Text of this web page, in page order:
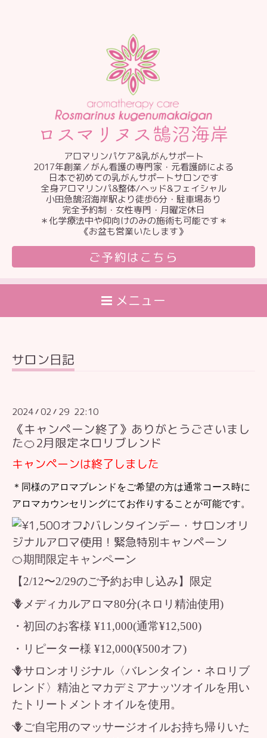
アロマリンパケア&乳がんサポート
2017年創業／がん看護の専門家・元看護師による
日本で初めての乳がんサポートサロンです
全身アロマリンパ&整体/ヘッド&フェイシャル
小田急鵠沼海岸駅より徒歩6分・駐車場あり
完全予約制・女性専門・月曜定休日
＊化学療法中や仰向けのみの施術も可能です＊
《お盆も営業いたします》
ご予約はこちら
メニュー
サロン日記
2024/02 / 29 22:10
《キャンペーン終了》ありがとうごさいまし
た🍊2月限定ネロリブレンド
キャンペーンは終了しました
＊同様のアロマブレンドをご希望の方は通常コース時に
アロマカウンセリングにてお作りすることが可能です。
🍊期間限定キャンペーン
【2/12〜2/29のご予約お申し込み】限定
🪻メディカルアロマ80分(ネロリ精油使用)
・初回のお客様 ¥11,000(通常¥12,500)
・リピーター様 ¥12,000(¥500オフ)
🪻サロンオリジナル 〈バレンタイン・ネロリブ
レンド〉精油とマカデミアナッツオイルを用い
たトリートメントオイルを使用。
🪻ご自宅用のマッサージオイルお持ち帰りいた